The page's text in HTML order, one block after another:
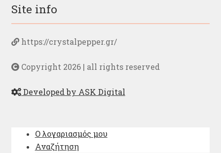
Site info
https://crystalpepper.gr/
Copyright 2026 | all rights reserved
Developed by ASK Digital
Ο λογαριασμός μου
Αναζήτηση